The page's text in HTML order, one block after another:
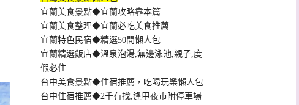
宜蘭美食景點◆宜蘭攻略靠本篇
宜蘭美食整理◆宜蘭必吃美食推薦
宜蘭特色民宿◆精選50間懶人包
宜蘭精選飯店◆溫泉泡湯,無邊泳池,親子,度
假必住
台中美食景點◆住宿推薦，吃喝玩樂懶人包
台中住宿推薦◆2千有找,逢甲夜市附停車場